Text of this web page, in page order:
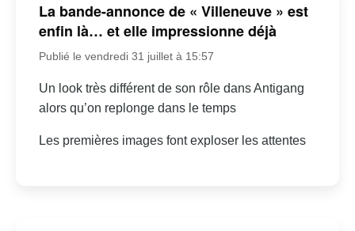
La bande-annonce de « Villeneuve » est
enfin là… et elle impressionne déjà
Publié le vendredi 31 juillet à 15:57
Un look très différent de son rôle dans Antigang
alors qu’on replonge dans le temps
Les premières images font exploser les attentes